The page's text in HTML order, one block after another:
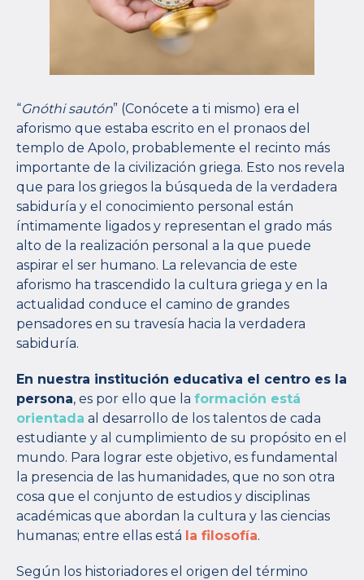
“Gnóthi sautón” (Conócete a ti mismo) era el
aforismo que estaba escrito en el pronaos del
templo de Apolo, probablemente el recinto más
importante de la civilización griega. Esto nos revela
que para los griegos la búsqueda de la verdadera
sabiduría y el conocimiento personal están
íntimamente ligados y representan el grado más
alto de la realización personal a la que puede
aspirar el ser humano. La relevancia de este
aforismo ha trascendido la cultura griega y en la
actualidad conduce el camino de grandes
pensadores en su travesía hacia la verdadera
sabiduría.
En nuestra institución educativa el centro es la
persona, es por ello que la formación está
orientada al desarrollo de los talentos de cada
estudiante y al cumplimiento de su propósito en el
mundo. Para lograr este objetivo, es fundamental
la presencia de las humanidades, que no son otra
cosa que el conjunto de estudios y disciplinas
académicas que abordan la cultura y las ciencias
humanas; entre ellas está la filosofía.
Según los historiadores el origen del término